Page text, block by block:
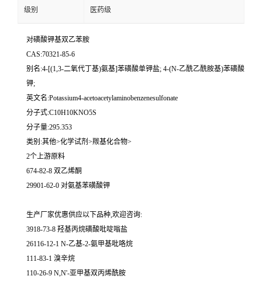
级别 医药级
对磺酸钾基双乙苯胺
CAS:70321-85-6
别名:4-[(1,3-二氧代丁基)氨基]苯磺酸单钾盐; 4-(N-乙酰乙酰胺基)苯磺酸
钾;
英文名:Potassium4-acetoacetylaminobenzenesulfonate
分子式:C10H10KNO5S
分子量:295.353
类别:其他>化学试剂>羰基化合物>
2个上游原料
674-82-8 双乙烯酮
29901-62-0 对氨基苯磺酸钾
生产厂家优惠供应以下品种,欢迎咨询:
3918-73-8 羟基丙烷磺酸吡啶嗡盐
26116-12-1 N-乙基-2-氨甲基吡咯烷
111-83-1 溴辛烷
110-26-9 N,N'-亚甲基双丙烯酰胺